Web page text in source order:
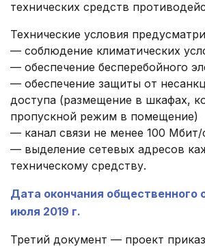
технических средств
Технические условия
— соблюдение климатических
— обеспечение бесперебойного
— обеспечение защиты от
доступа (размещение в шкафах,
пропускной режим в помещение)
— канал связи не менее 100 Мбит/
— выделение сетевых адресов
техническому средству.
Дата окончания
июля 2019 г.
Третий документ — проект